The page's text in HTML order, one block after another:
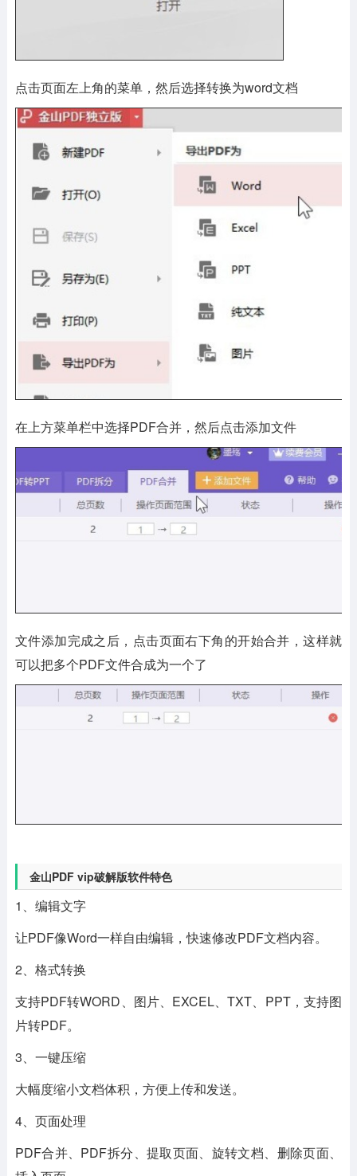
点击页面左上角的菜单，然后选择转换为word文档
在上方菜单栏中选择PDF合并，然后点击添加文件
文件添加完成之后，点击页面右下角的开始合并，这样就
可以把多个PDF文件合成为一个了
金山PDF vip破解版软件特色
1、编辑文字
让PDF像Word一样自由编辑，快速修改PDF文档内容。
2、格式转换
支持PDF转WORD、图片、EXCEL、TXT、PPT，支持图
片转PDF。
3、一键压缩
大幅度缩小文档体积，方便上传和发送。
4、页面处理
PDF合并、PDF拆分、提取页面、旋转文档、删除页面、